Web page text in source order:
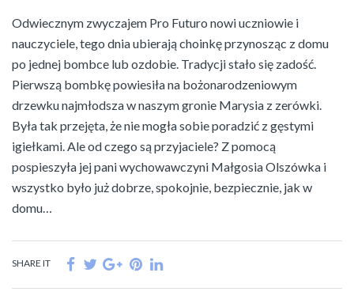
Odwiecznym zwyczajem Pro Futuro nowi uczniowie i
nauczyciele, tego dnia ubierają choinkę przynosząc z domu
po jednej bombce lub ozdobie. Tradycji stało się zadość.
Pierwszą bombkę powiesiła na bożonarodzeniowym
drzewku najmłodsza w naszym gronie Marysia z zerówki.
Była tak przejęta, że nie mogła sobie poradzić z gęstymi
igiełkami. Ale od czego są przyjaciele? Z pomocą
pospieszyła jej pani wychowawczyni Małgosia Olszówka i
wszystko było już dobrze, spokojnie, bezpiecznie, jak w
domu…
SHARE IT